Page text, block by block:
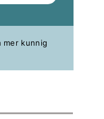
mer kunnig